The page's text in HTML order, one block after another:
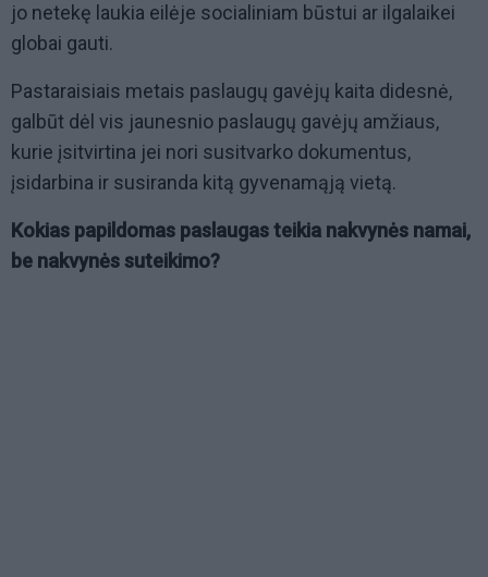
jo netekę laukia eilėje socialiniam būstui ar ilgalaikei
globai gauti.
Pastaraisiais metais paslaugų gavėjų kaita didesnė,
galbūt dėl vis jaunesnio paslaugų gavėjų amžiaus,
kurie įsitvirtina jei nori susitvarko dokumentus,
įsidarbina ir susiranda kitą gyvenamąją vietą.
Kokias papildomas paslaugas teikia nakvynės namai,
be nakvynės suteikimo?